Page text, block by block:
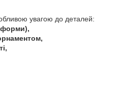
увагою до деталей:
форми),